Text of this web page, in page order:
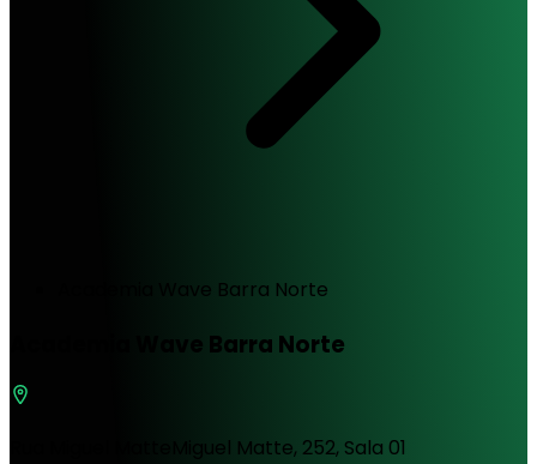
Academia Wave Barra Norte
Academia Wave Barra Norte
Rua Miguel MatteMiguel Matte, 252, Sala 01